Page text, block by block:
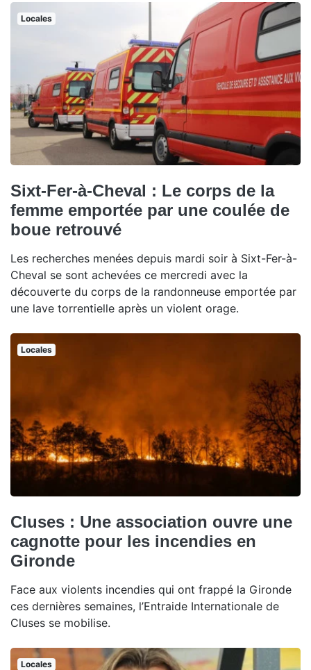
Locales
Sixt-Fer-à-Cheval : Le corps de la
femme emportée par une coulée de
boue retrouvé
Les recherches menées depuis mardi soir à Sixt-Fer-à-
Cheval se sont achevées ce mercredi avec la
découverte du corps de la randonneuse emportée par
une lave torrentielle après un violent orage.
Locales
Cluses : Une association ouvre une
cagnotte pour les incendies en
Gironde
Face aux violents incendies qui ont frappé la Gironde
ces dernières semaines, l’Entraide Internationale de
Cluses se mobilise.
Locales